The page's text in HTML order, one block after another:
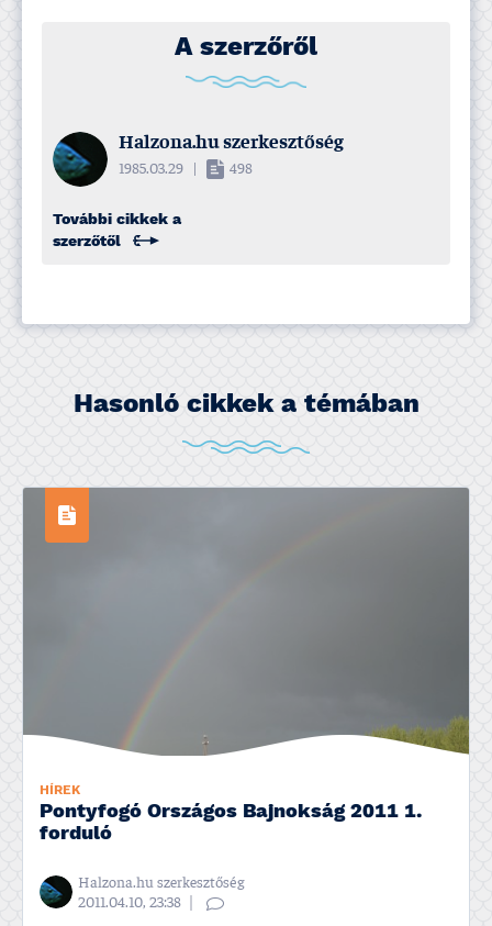
A szerzőről
Halzona.hu szerkesztőség
1985.03.29 498
További cikkek a
szerzőtől
Hasonló cikkek a témában
HÍREK
Pontyfogó Országos Bajnokság 2011 1.
forduló
Halzona.hu szerkesztőség
2011.04.10, 23:38